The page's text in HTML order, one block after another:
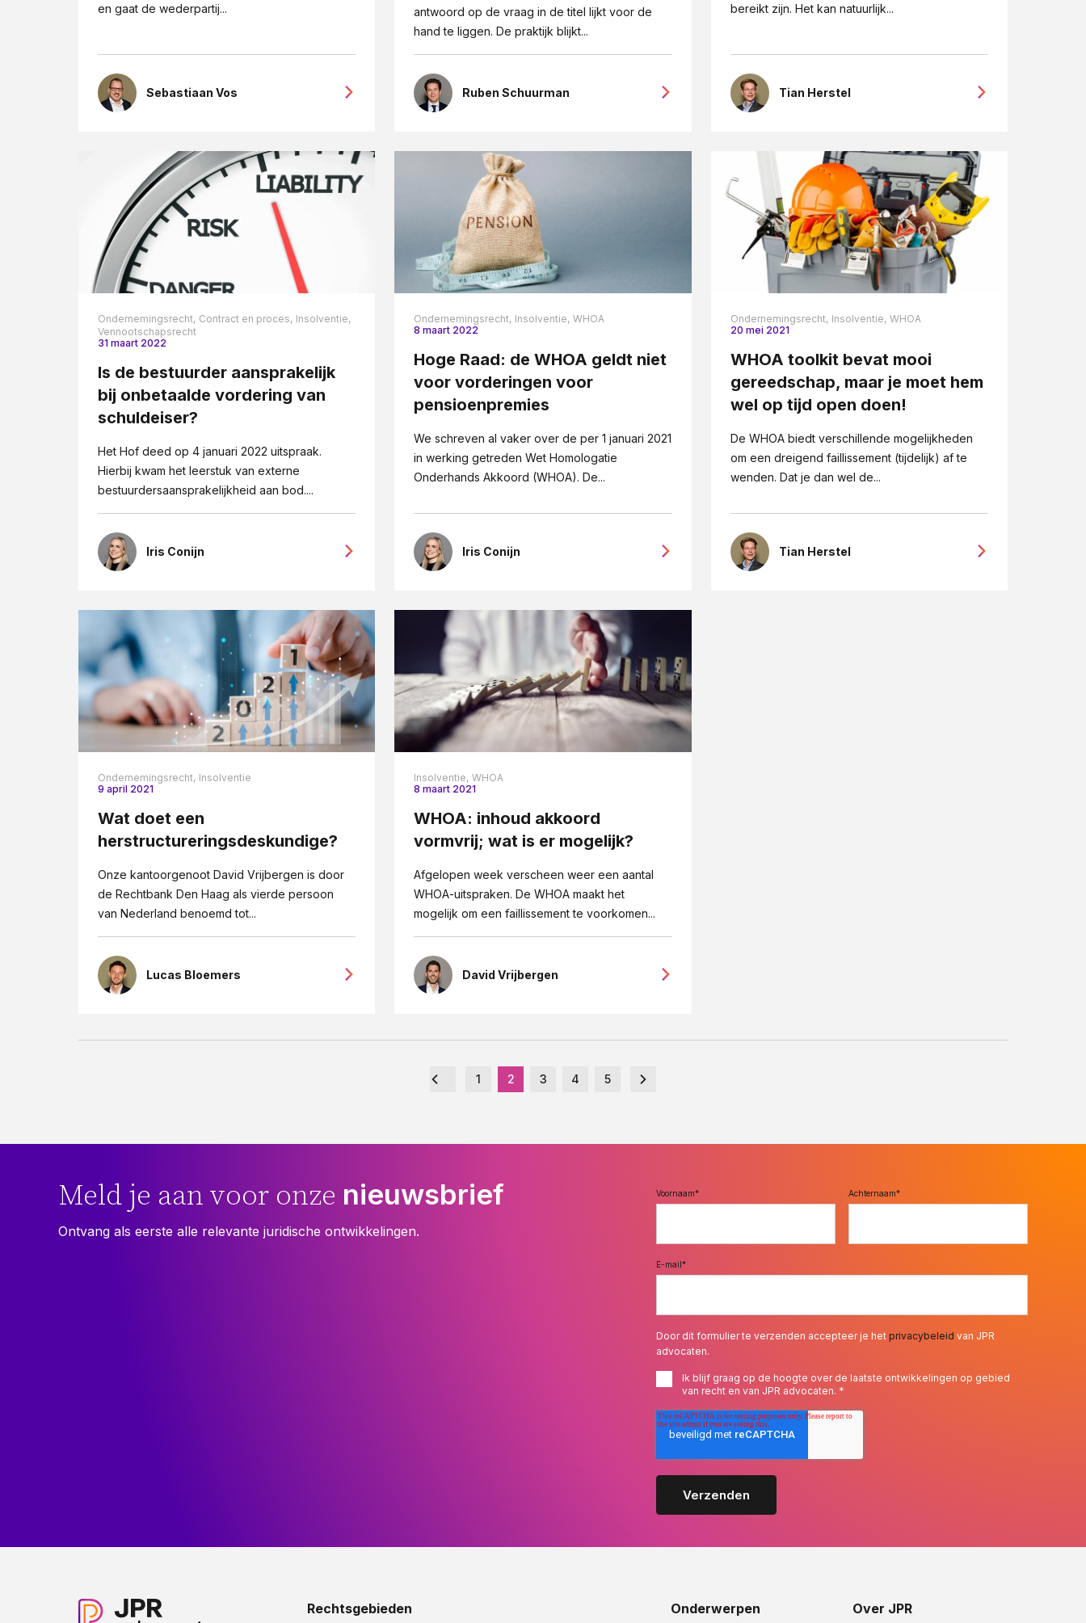
en gaat de wederpartij...
Sebastiaan Vos
antwoord op de vraag in de titel lijkt voor de
hand te liggen. De praktijk blijkt...
Ruben Schuurman
bereikt zijn. Het kan natuurlijk...
Tian Herstel
Ondernemingsrecht, Contract en proces, Insolventie,
Vennootschapsrecht
31 maart 2022
Is de bestuurder aansprakelijk
bij onbetaalde vordering van
schuldeiser?
Het Hof deed op 4 januari 2022 uitspraak.
Hierbij kwam het leerstuk van externe
bestuurdersaansprakelijkheid aan bod....
Iris Conijn
Ondernemingsrecht, Insolventie, WHOA
8 maart 2022
Hoge Raad: de WHOA geldt niet
voor vorderingen voor
pensioenpremies
We schreven al vaker over de per 1 januari 2021
in werking getreden Wet Homologatie
Onderhands Akkoord (WHOA). De...
Iris Conijn
Ondernemingsrecht, Insolventie, WHOA
20 mei 2021
WHOA toolkit bevat mooi
gereedschap, maar je moet hem
wel op tijd open doen!
De WHOA biedt verschillende mogelijkheden
om een dreigend faillissement (tijdelijk) af te
wenden. Dat je dan wel de...
Tian Herstel
Ondernemingsrecht, Insolventie
9 april 2021
Wat doet een
herstructureringsdeskundige?
Onze kantoorgenoot David Vrijbergen is door
de Rechtbank Den Haag als vierde persoon
van Nederland benoemd tot...
Lucas Bloemers
Insolventie, WHOA
8 maart 2021
WHOA: inhoud akkoord
vormvrij; wat is er mogelijk?
Afgelopen week verscheen weer een aantal
WHOA-uitspraken. De WHOA maakt het
mogelijk om een faillissement te voorkomen...
David Vrijbergen
1 2 3 4 5
Meld je aan voor onze nieuwsbrief
Ontvang als eerste alle relevante juridische ontwikkelingen.
Voornaam* Achternaam*
E-mail*
Door dit formulier te verzenden accepteer je het privacybeleid van JPR
advocaten.
Ik blijf graag op de hoogte over de laatste ontwikkelingen op gebied
van recht en van JPR advocaten. *
Rechtsgebieden Onderwerpen Over JPR